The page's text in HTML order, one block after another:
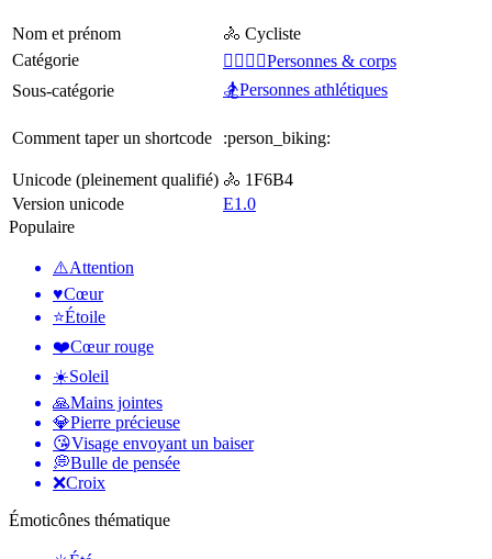
Nom et prénom
🚴 Cycliste
Catégorie
👩‍❤️‍💋‍👨Personnes & corps
Sous-catégorie
🏂Personnes athlétiques
Comment taper un shortcode :person_biking:
Unicode (pleinement qualifié) 🚴 1F6B4
Version unicode
E1.0
Populaire
⚠️Attention
♥️Cœur
⭐Étoile
❤️Cœur rouge
☀️Soleil
🙏Mains jointes
💎Pierre précieuse
😘Visage envoyant un baiser
💭Bulle de pensée
❌Croix
Émoticônes thématique